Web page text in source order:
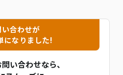
い合わせが
になりました!
い合わせなら、